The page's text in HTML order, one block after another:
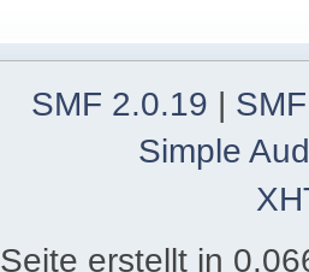
SMF 2.0.19 |
Simple
Seite erstellt in